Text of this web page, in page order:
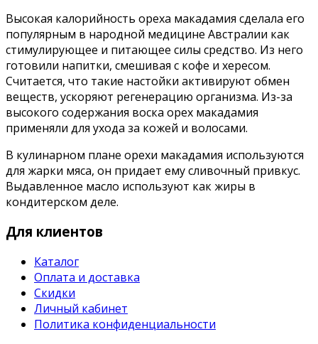
Высокая калорийность ореха макадамия сделала его
популярным в народной медицине Австралии как
стимулирующее и питающее силы средство. Из него
готовили напитки, смешивая с кофе и хересом.
Считается, что такие настойки активируют обмен
веществ, ускоряют регенерацию организма. Из-за
высокого содержания воска орех макадамия
применяли для ухода за кожей и волосами.
В кулинарном плане орехи макадамия используются
для жарки мяса, он придает ему сливочный привкус.
Выдавленное масло используют как жиры в
кондитерском деле.
Для клиентов
Каталог
Оплата и доставка
Скидки
Личный кабинет
Политика конфиденциальности